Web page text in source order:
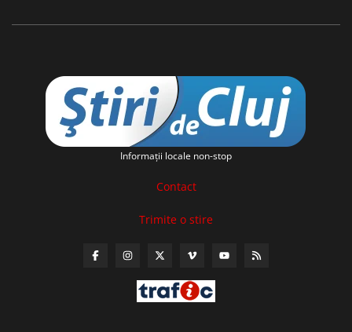
Informaţii locale non-stop
Contact
Trimite o stire